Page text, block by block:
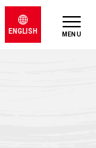
MENU
ENGLISH